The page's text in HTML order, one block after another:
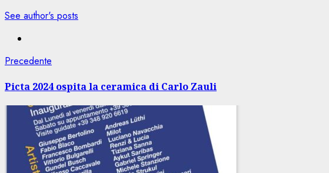
See author's posts
Navigazione
articolo
Precedente
Picta 2024 ospita la ceramica di Carlo Zauli